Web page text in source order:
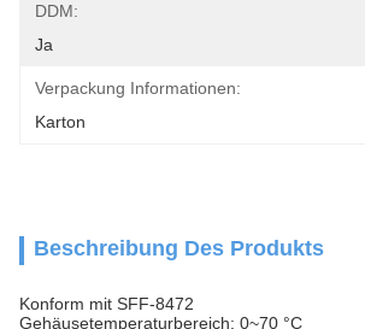
DDM:
Ja
Verpackung Informationen:
Karton
Beschreibung Des Produkts
Konform mit SFF-8472
Gehäusetemperaturbereich: 0~70 °C